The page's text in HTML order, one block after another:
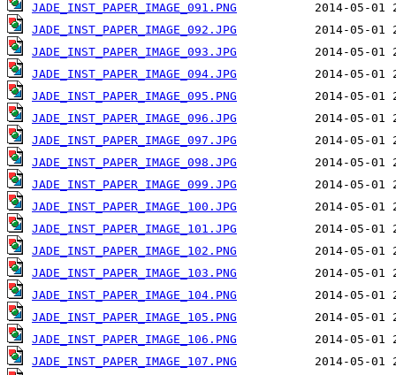
JADE_INST_PAPER_IMAGE_091.PNG
JADE_INST_PAPER_IMAGE_092.JPG
JADE_INST_PAPER_IMAGE_093.JPG
JADE_INST_PAPER_IMAGE_094.JPG
JADE_INST_PAPER_IMAGE_095.PNG
JADE_INST_PAPER_IMAGE_096.JPG
JADE_INST_PAPER_IMAGE_097.JPG
JADE_INST_PAPER_IMAGE_098.JPG
JADE_INST_PAPER_IMAGE_099.JPG
JADE_INST_PAPER_IMAGE_100.JPG
JADE_INST_PAPER_IMAGE_101.JPG
JADE_INST_PAPER_IMAGE_102.PNG
JADE_INST_PAPER_IMAGE_103.PNG
JADE_INST_PAPER_IMAGE_104.PNG
JADE_INST_PAPER_IMAGE_105.PNG
JADE_INST_PAPER_IMAGE_106.PNG
JADE_INST_PAPER_IMAGE_107.PNG